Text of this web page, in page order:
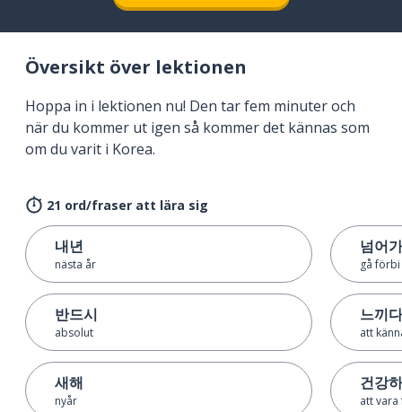
Översikt över lektionen
Hoppa in i lektionen nu! Den tar fem minuter och
när du kommer ut igen så kommer det kännas som
om du varit i Korea.
21 ord/fraser att lära sig
내년
nästa år
반드시
absolut
새해
nyår
넘어
gå förbi
느끼다
att
건강
att vara